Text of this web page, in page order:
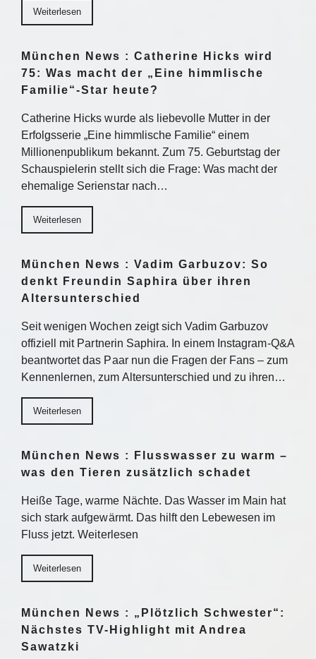
Weiterlesen
München News : Catherine Hicks wird
75: Was macht der „Eine himmlische
Familie“-Star heute?
Catherine Hicks wurde als liebevolle Mutter in der
Erfolgsserie „Eine himmlische Familie“ einem
Millionenpublikum bekannt. Zum 75. Geburtstag der
Schauspielerin stellt sich die Frage: Was macht der
ehemalige Serienstar nach…
Weiterlesen
München News : Vadim Garbuzov: So
denkt Freundin Saphira über ihren
Altersunterschied
Seit wenigen Wochen zeigt sich Vadim Garbuzov
offiziell mit Partnerin Saphira. In einem Instagram-Q&A
beantwortet das Paar nun die Fragen der Fans – zum
Kennenlernen, zum Altersunterschied und zu ihren…
Weiterlesen
München News : Flusswasser zu warm –
was den Tieren zusätzlich schadet
Heiße Tage, warme Nächte. Das Wasser im Main hat
sich stark aufgewärmt. Das hilft den Lebewesen im
Fluss jetzt. Weiterlesen
Weiterlesen
München News : „Plötzlich Schwester“:
Nächstes TV-Highlight mit Andrea
Sawatzki